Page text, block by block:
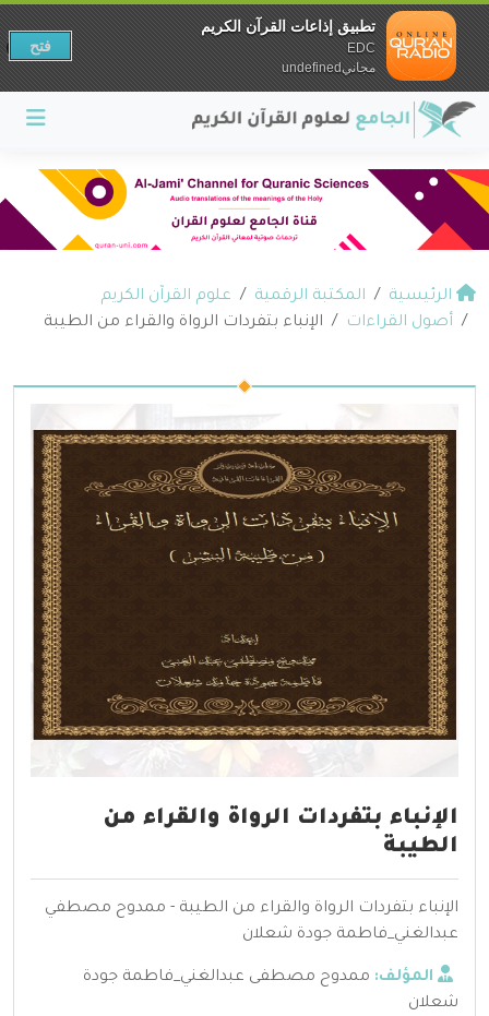
الرئيسية المكتبة الرقمية
علوم القرآن الكريم
أصول القراءات
الإنباء بتفردات الرواة والقراء من الطيبة
الإنباء بتفردات الرواة والقراء من
الطيبة
الإنباء بتفردات الرواة والقراء من الطيبة - ممدوح مصطفي
عبدالغني_فاطمة جودة شعلان
المؤلف: ممدوح مصطفى عبدالغني_فاطمة جودة
شعلان
تطبيق إذاعات القرآن الكريم
EDC
مجانيundefined
فتح